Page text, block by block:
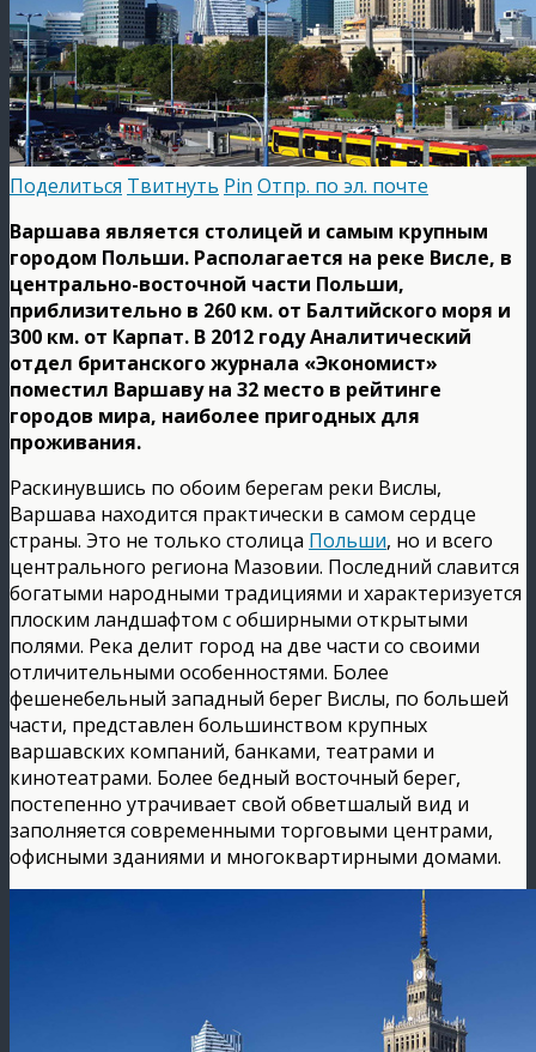
Поделиться Твитнуть Pin Отпр. по эл. почте
Варшава является столицей и самым крупным
городом Польши. Располагается на реке Висле, в
центрально-восточной части Польши,
приблизительно в 260 км. от Балтийского моря и
300 км. от Карпат. В 2012 году Аналитический
отдел британского журнала «Экономист»
поместил Варшаву на 32 место в рейтинге
городов мира, наиболее пригодных для
проживания.
Раскинувшись по обоим берегам реки Вислы,
Варшава находится практически в самом сердце
страны. Это не только столица Польши, но и всего
центрального региона Мазовии. Последний славится
богатыми народными традициями и характеризуется
плоским ландшафтом с обширными открытыми
полями. Река делит город на две части со своими
отличительными особенностями. Более
фешенебельный западный берег Вислы, по большей
части, представлен большинством крупных
варшавских компаний, банками, театрами и
кинотеатрами. Более бедный восточный берег,
постепенно утрачивает свой обветшалый вид и
заполняется современными торговыми центрами,
офисными зданиями и многоквартирными домами.